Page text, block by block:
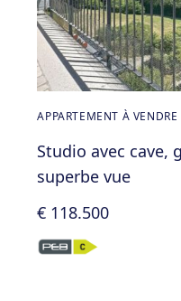
APPARTEMENT À VENDRE
Studio avec cave,
superbe vue
€ 118.500